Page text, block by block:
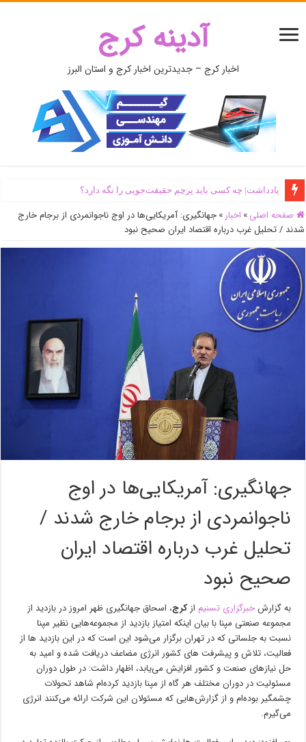
آدینه کرج
اخبار کرج – جدیدترین اخبار کرج و استان البرز
یادداشت| ‌چه کسی باید پرچم حقیقت‌جویی را نگه دارد؟
صفحه اصلی » اخبار » جهانگیری: آمریکایی‌ها در اوج ناجوانمردی ‌از برجام خارج
شدند / تحلیل غرب درباره ‌اقتصاد ایران صحیح نبود‌
جهانگیری: آمریکایی‌ها در اوج
ناجوانمردی ‌از برجام خارج شدند /
تحلیل غرب درباره ‌اقتصاد ایران
صحیح نبود‌
به گزارشخبرگزاری تسنیم ا‌زکرج، ‌اسحاق جهانگیری ظهر امروز در ‌بازدید از
مجموعه صنعتی مپنا با بیان اینکه امتیاز بازدید از مجموعه‌هایی نظیر مپنا
نسبت به جلساتی که در تهران برگزار می‌شود این است که در این بازدید ها از
فعالیت، تلاش و پیشرفت های کشور انرژی مضاعف دریافت شده و امید به
حل نیازهای صنعت و کشور افزایش می‌یابد، اظهار داشت: در طول دوران
مسئولیت در دوران مختلف هر گاه از مپنا بازدید کرده‌ام شاهد تحولات
چشمگیر بوده‌ام و از گزارش‌هایی که مسئولان این شرکت ارائه می‌کنند انرژی
می‌گیرم.